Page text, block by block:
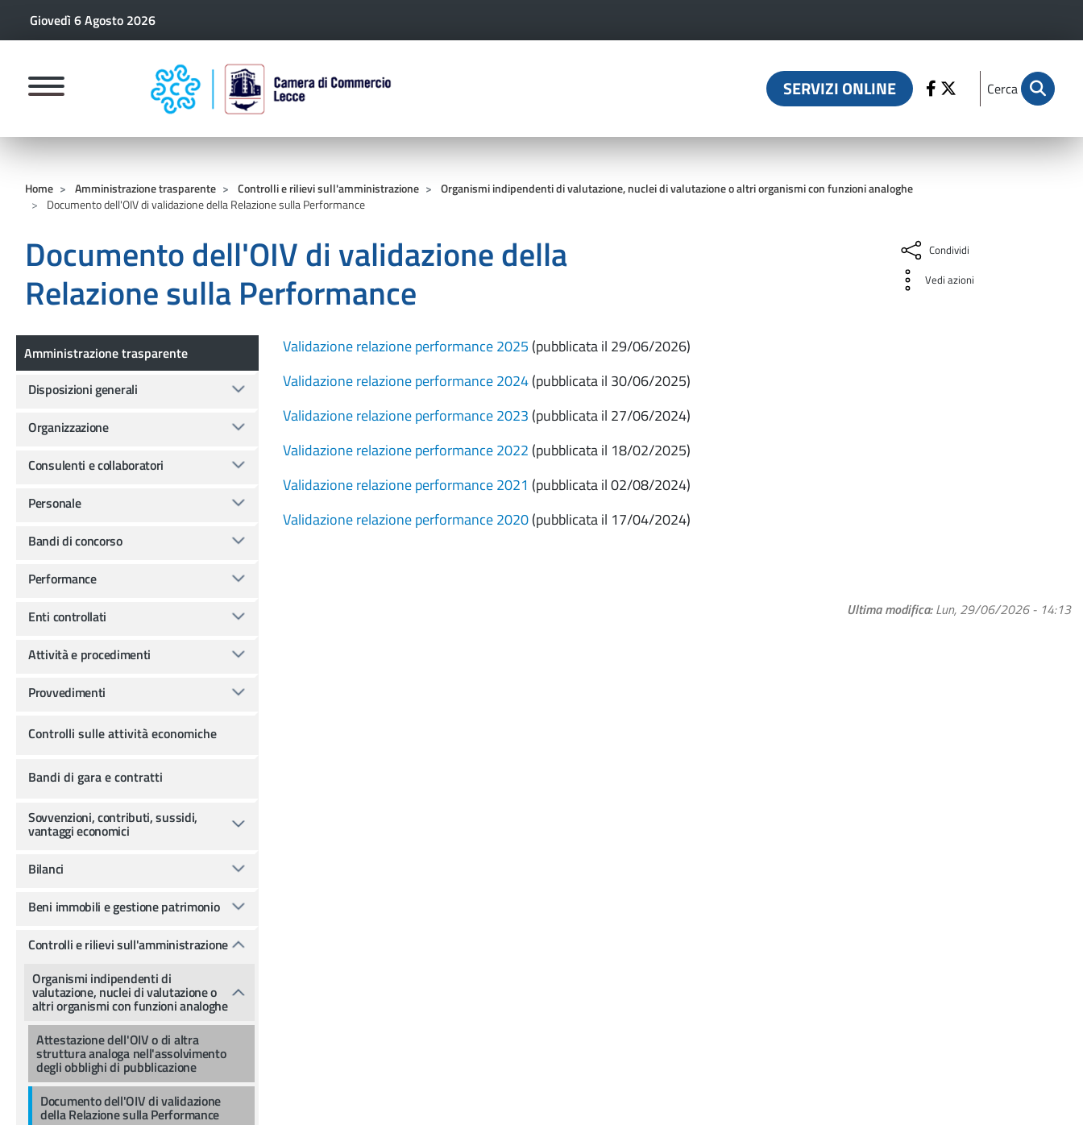
Giovedì 6 Agosto 2026
CAMERE DI COMMERCIO D'ITALIA
SERVIZI ONLINE Cerca
Home Amministrazione trasparente Controlli e rilievi sull'amministrazione
Organismi indipendenti di valutazione, nuclei di valutazione o altri organismi con funzioni analoghe
Documento dell'OIV di validazione della Relazione sulla Performance
Documento dell'OIV di validazione della
Relazione sulla Performance
Condividi
Vedi azioni
Validazione relazione performance 2025 (pubblicata il 29/06/2026)
Validazione relazione performance 2024(pubblicata il 30/06/2025)
Validazione relazione performance 2023 (pubblicata il 27/06/2024)
Validazione relazione performance 2022 (pubblicata il 18/02/2025)
Validazione relazione performance 2021 (pubblicata il 02/08/2024)
Validazione relazione performance 2020(pubblicata il 17/04/2024)
Ultima modifica Lun, 29/06/2026 - 14:13
Amministrazione trasparente
Amministrazione trasparente
Disposizioni generali
Organizzazione
Consulenti e collaboratori
Personale
Bandi di concorso
Performance
Enti controllati
Attività e procedimenti
Provvedimenti
Controlli sulle attività economiche
Bandi di gara e contratti
Sovvenzioni, contributi, sussidi,
vantaggi economici
Bilanci
Beni immobili e gestione patrimonio
Controlli e rilievi sull'amministrazione
Organismi indipendenti di
valutazione, nuclei di valutazione o
altri organismi con funzioni analoghe
Attestazione dell'OIV o di altra
struttura analoga nell'assolvimento
degli obblighi di pubblicazione
Documento dell'OIV di validazione
della Relazione sulla Performance